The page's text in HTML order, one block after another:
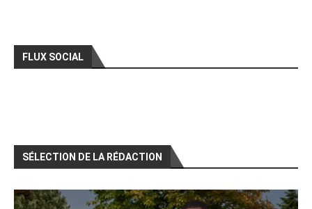
FLUX SOCIAL
SÉLECTION DE LA RÉDACTION